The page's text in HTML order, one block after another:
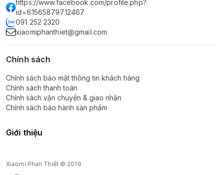
https://www.facebook.com/profile.php?
id=61565879712467
091 252 2320
xiaomiphanthiet@gmail.com
Chính sách
Chính sách bảo mật thông tin khách hàng
Chính sách thanh toán
Chính sách vận chuyển & giao nhận
Chính sách bảo hành sản phẩm
Giới thiệu
Xiaomi Phan Thiết © 2019